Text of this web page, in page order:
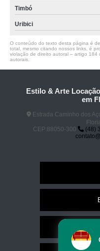
Timbó
Uribici
O conteúdo do texto desta página é
total, mesmo citando nossos links, é
violação de direito autoral – artigo 184
autorais
Estilo & Arte
em
Estrada Caminho dos
CEP:88050-300
(48)